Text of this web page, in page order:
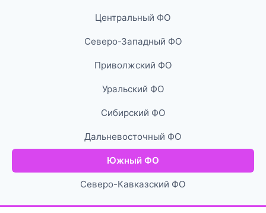
Центральный ФО
Северо-Западный ФО
Приволжский ФО
Уральский ФО
Сибирский ФО
Дальневосточный ФО
Южный ФО
Северо-Кавказский ФО